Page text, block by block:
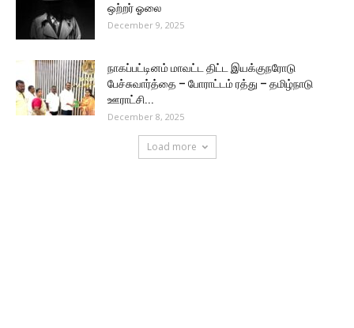
ஒற்றர் ஓலை
December 9, 2025
நாகப்பட்டினம் மாவட்ட திட்ட இயக்குநரோடு
பேச்சுவார்த்தை – போராட்டம் ரத்து – தமிழ்நாடு
ஊராட்சி...
December 8, 2025
Load more